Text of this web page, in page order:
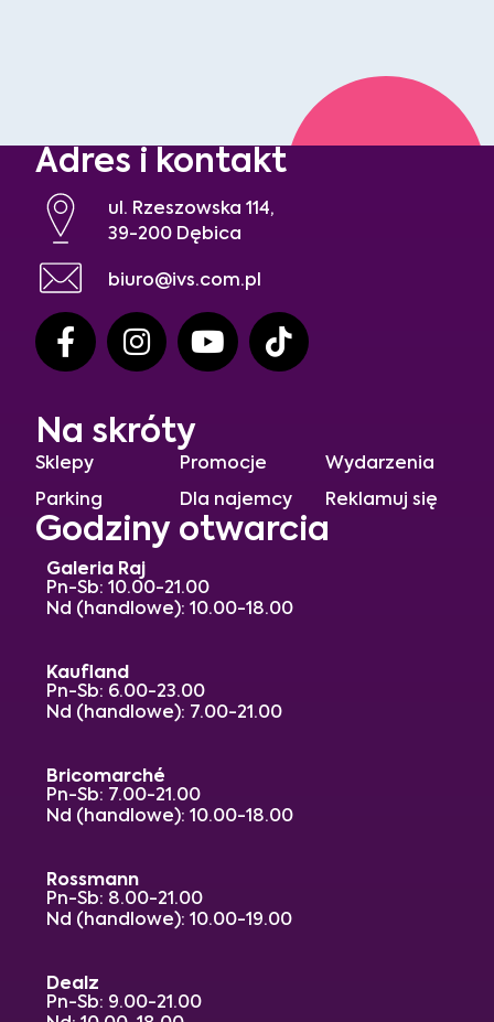
Adres i kontakt
ul. Rzeszowska 114,
39-200 Dębica
biuro@ivs.com.pl
Na skróty
Sklepy Promocje Wydarzenia
Parking Dla najemcy Reklamuj się
Godziny otwarcia
Galeria Raj
Pn-Sb: 10.00-21.00
Nd (handlowe): 10.00-18.00
Kaufland
Pn-Sb: 6.00-23.00
Nd (handlowe): 7.00-21.00
Bricomarché
Pn-Sb: 7.00-21.00
Nd (handlowe): 10.00-18.00
Rossmann
Pn-Sb: 8.00-21.00
Nd (handlowe): 10.00-19.00
Dealz
Pn-Sb: 9.00-21.00